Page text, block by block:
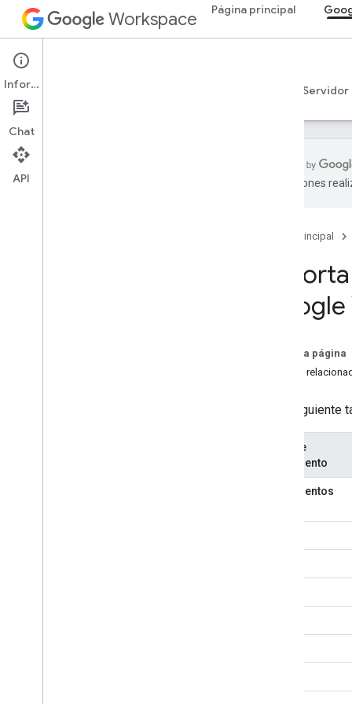
Workspace Página principal
Google Drive
Descripción general Servidor
traducciones
Página principal
En esta página
Temas
En la
Tipo de
documento
Documentos
Información
Chat
API